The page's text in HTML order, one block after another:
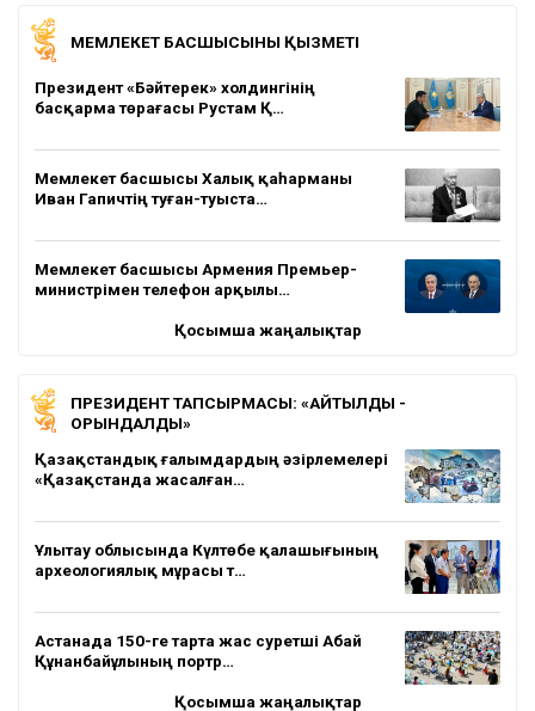
МЕМЛЕКЕТ БАСШЫСЫНЫҢ ҚЫЗМЕТІ
Президент «Бәйтерек» холдингінің
басқарма төрағасы Рустам Қ…
Мемлекет басшысы Халық қаһарманы
Иван Гапичтің туған-туыста…
Мемлекет басшысы Армения Премьер-
министрімен телефон арқылы…
Қосымша жаңалықтар
ПРЕЗИДЕНТ ТАПСЫРМАСЫ: «АЙТЫЛДЫ -
ОРЫНДАЛДЫ»
Қазақстандық ғалымдардың әзірлемелері
«Қазақстанда жасалған…
Ұлытау облысында Күлтөбе қалашығының
археологиялық мұрасы т…
Астанада 150-ге тарта жас суретші Абай
Құнанбайұлының портр…
Қосымша жаңалықтар